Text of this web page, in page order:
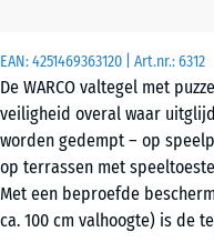
EAN:4251469363120 | Art.nr.:6312
De WARCO valtegel met
veiligheid overal waar
worden gedempt – op
op terrassen met
Met een beproefde
ca. 100 cm valhoogte) is de
50
x
50
x 3
cm
|
+ € 2,80